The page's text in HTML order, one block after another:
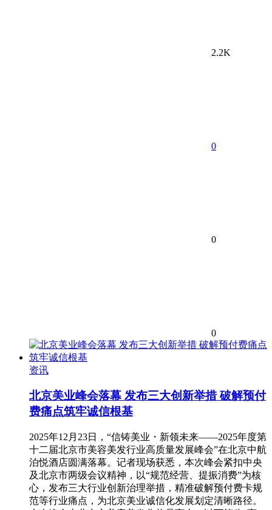
2.2K
0
0
0
资讯
北京美业峰会落幕 发布三大创新举措 破解预付
费痛点筑牢诚信根基
2025年12月23日，“信铸美业・新领未来——2025年度第
十二届北京市美容美发行业高质量发展峰会”在北京中航
泊悦酒店圆满落幕。记者现场获悉，本次峰会紧扣中央
及北京市两级会议精神，以“规范经营、提振消费”为核
心，发布三大行业创新治理举措，精准破解预付费卡规
范等行业痛点，为北京美业诚信化发展划定清晰路径。